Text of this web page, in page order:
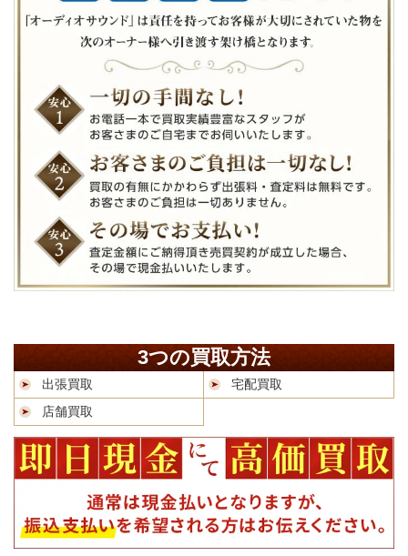
3つの買取方法
出張買取
宅配買取
店舗買取